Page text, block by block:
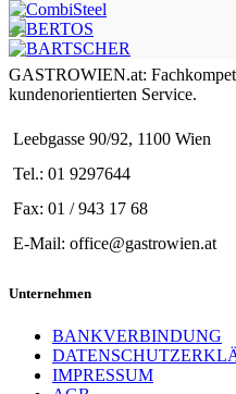
GASTROWIEN.at:
kundenorientierten Service.
Leebgasse 90/92, 1100 Wien
Tel.: 01 9297644
Fax: 01 / 943 17 68
E-Mail: office@gastrowien.at
Unternehmen
BANKVERBINDUNG
IMPRESSUM